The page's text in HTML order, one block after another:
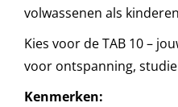
volwassenen als
Kies voor de TAB 10 –
voor ontspanning,
Kenmerken: